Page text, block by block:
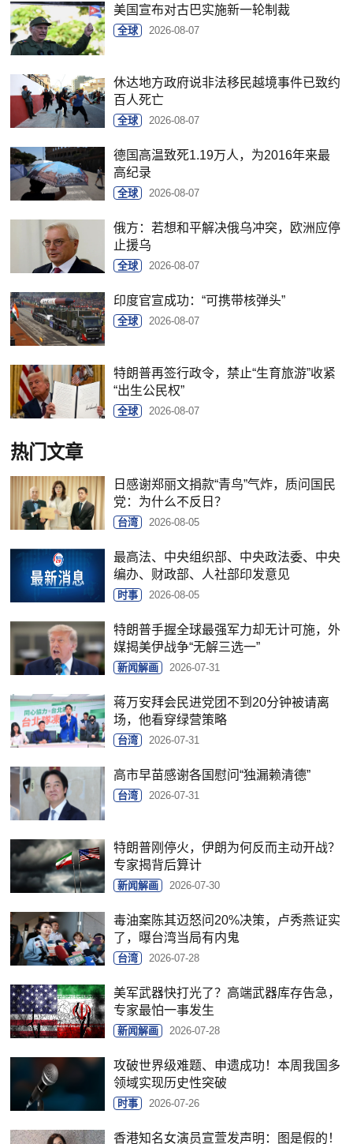
美国宣布对古巴实施新一轮制裁
全球 2026-08-07
休达地方政府说非法移民越境事件已致约
百人死亡
全球 2026-08-07
德国高温致死1.19万人，为2016年来最
高纪录
全球 2026-08-07
俄方：若想和平解决俄乌冲突，欧洲应停
止援乌
全球 2026-08-07
印度官宣成功：“可携带核弹头”
全球 2026-08-07
特朗普再签行政令，禁止“生育旅游”收紧
“出生公民权”
全球 2026-08-07
热门文章
日感谢郑丽文捐款“青鸟”气炸，质问国民
党：为什么不反日？
台湾 2026-08-05
最高法、中央组织部、中央政法委、中央
编办、财政部、人社部印发意见
时事 2026-08-05
特朗普手握全球最强军力却无计可施，外
媒揭美伊战争“无解三选一”
新闻解画 2026-07-31
蒋万安拜会民进党团不到20分钟被请离
场，他看穿绿营策略
台湾 2026-07-31
高市早苗感谢各国慰问“独漏赖清德”
台湾 2026-07-31
特朗普刚停火，伊朗为何反而主动开战？
专家揭背后算计
新闻解画 2026-07-30
毒油案陈其迈怒问20%决策，卢秀燕证实
了，曝台湾当局有内鬼
台湾 2026-07-28
美军武器快打光了？高端武器库存告急，
专家最怕一事发生
新闻解画 2026-07-28
攻破世界级难题、申遗成功！本周我国多
领域实现历史性突破
时事 2026-07-26
香港知名女演员宣萱发声明：图是假的！